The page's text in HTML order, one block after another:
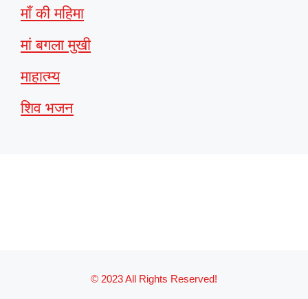
माँ की महिमा
मां बगला मुखी
माहात्म्य
शिव भजन
© 2023 All Rights Reserved!